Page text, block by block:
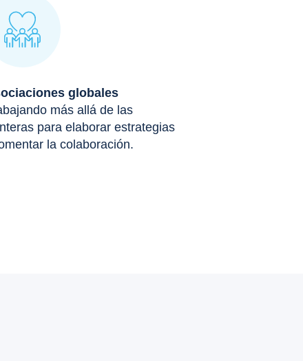
globales
más allá de las
para elaborar estrategias
la colaboración.